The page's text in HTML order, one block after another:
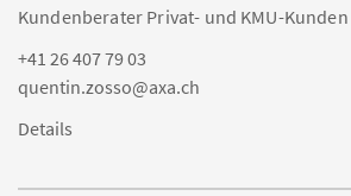
Kundenberater Privat- und KMU-Kunden
+41 26 407 79 03
quentin.zosso@axa.ch
Details